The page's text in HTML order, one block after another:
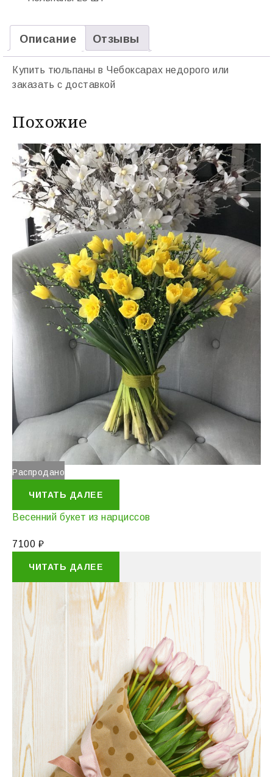
Описание Отзывы
Купить тюльпаны в Чебоксарах недорого или
заказать с доставкой
Похожие
Распродано
ЧИТАТЬ ДАЛЕЕ
Весенний букет из нарциссов
7100 ₽
ЧИТАТЬ ДАЛЕЕ